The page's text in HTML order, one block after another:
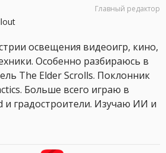
Главный редактор
освещения видеоигр, кино,
Особенно разбираюсь в
The Elder Scrolls. Поклонник
Больше всего играю в
и градостроители. Изучаю ИИ и